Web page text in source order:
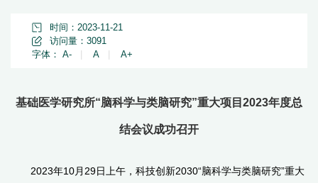
时间：2023-11-21
访问量： 3091
字体： A- A A+
基础医学研究所“脑科学与类脑研究”重大项目2023年度总
结会议成功召开
2023年10月 29日上午，科技创新2030“脑科学与类脑研究”重大